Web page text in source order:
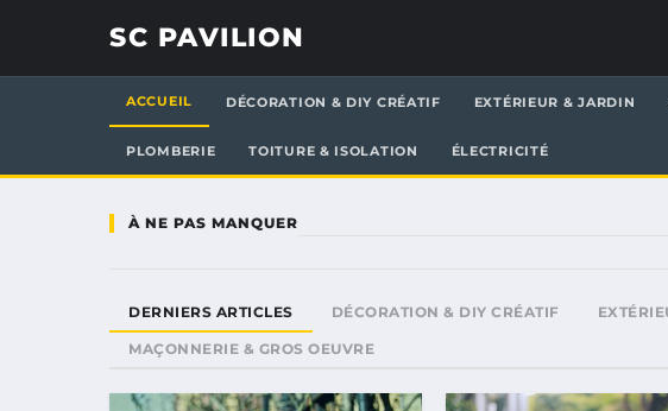
SC PAVILION
ACCUEIL DÉCORATION & DIY CRÉATIF EXTÉRIEUR & JARDIN
PLOMBERIE TOITURE & ISOLATION ÉLECTRICITÉ
À NE PAS MANQUER
DERNIERS ARTICLES DÉCORATION & DIY CRÉATIF
MAÇONNERIE & GROS OEUVRE